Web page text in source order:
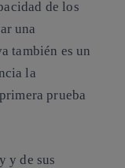
de los
una
también es un
la
prueba
y de sus